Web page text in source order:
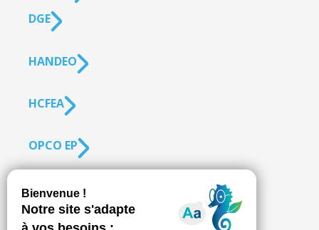
DGE
HANDEO
HCFEA
OPCO EP
SUIVEZ-NOUS